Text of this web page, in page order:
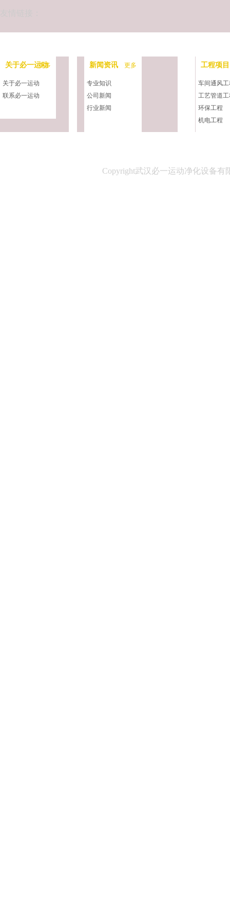
关于必一运动
更多
关于必一运动
联系必一运动
工程项目
车间通风
工艺管道
环保工程
机电工程
新闻资讯 更多
专业知识
公司新闻
行业新闻
Copyright武汉必一运动净化设备